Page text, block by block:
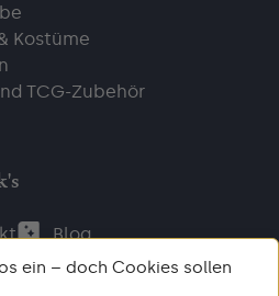
ein – doch Cookies sollen
Kostüme
TCG-Zubehör
Blog